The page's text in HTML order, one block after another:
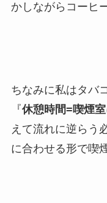
かしながらコーヒ
ちなみに私はタバ
『休憩時間=喫煙室
えて流れに逆らう
に合わせる形で喫